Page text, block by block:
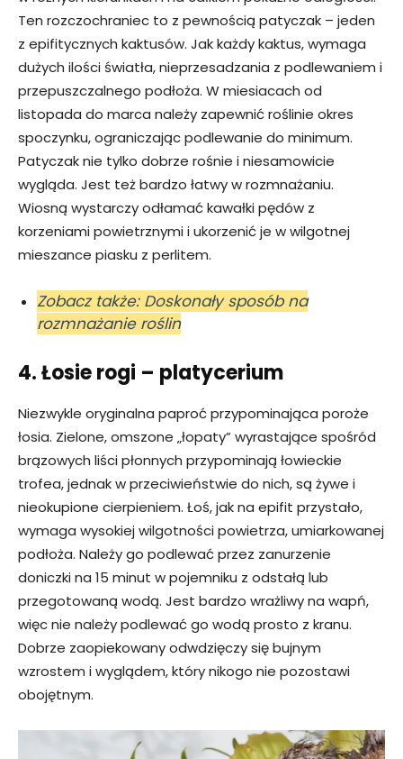
Ten rozczochraniec to z pewnością patyczak – jeden
z epifitycznych kaktusów. Jak każdy kaktus, wymaga
dużych ilości światła, nieprzesadzania z podlewaniem i
przepuszczalnego podłoża. W miesiacach od
listopada do marca należy zapewnić roślinie okres
spoczynku, ograniczając podlewanie do minimum.
Patyczak nie tylko dobrze rośnie i niesamowicie
wygląda. Jest też bardzo łatwy w rozmnażaniu.
Wiosną wystarczy odłamać kawałki pędów z
korzeniami powietrznymi i ukorzenić je w wilgotnej
mieszance piasku z perlitem.
Zobacz także: Doskonały sposób na
rozmnażanie roślin
4. Łosie rogi – platycerium
Niezwykle oryginalna paproć przypominająca poroże
łosia. Zielone, omszone „łopaty” wyrastające spośród
brązowych liści płonnych przypominają łowieckie
trofea, jednak w przeciwieństwie do nich, są żywe i
nieokupione cierpieniem. Łoś, jak na epifit przystało,
wymaga wysokiej wilgotności powietrza, umiarkowanej
podłoża. Należy go podlewać przez zanurzenie
doniczki na 15 minut w pojemniku z odstałą lub
przegotowaną wodą. Jest bardzo wrażliwy na wapń,
więc nie należy podlewać go wodą prosto z kranu.
Dobrze zaopiekowany odwdzięczy się bujnym
wzrostem i wyglądem, który nikogo nie pozostawi
obojętnym.